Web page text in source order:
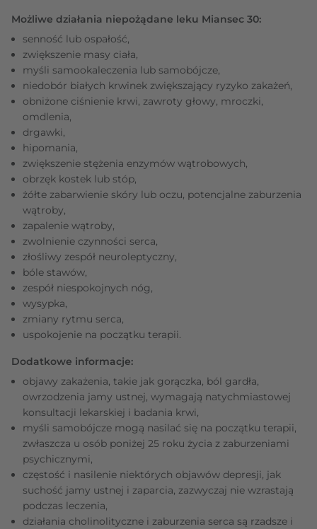
Możliwe działania niepożądane leku Miansec 30:
senność lub ospałość,
zwiększenie masy ciała,
myśli samookaleczenia lub samobójcze,
niedobór białych krwinek zwiększający ryzyko zakażeń,
obniżone ciśnienie krwi, zawroty głowy, mroczki,
omdlenia,
drgawki,
hipomania,
zwiększenie stężenia enzymów wątrobowych,
obrzęk kostek lub stóp,
żółte zabarwienie skóry lub oczu, potencjalne zaburzenia
wątroby,
zapalenie wątroby,
zwolnienie czynności serca,
złośliwy zespół neuroleptyczny,
bóle stawów,
zespół niespokojnych nóg,
wysypka,
zmiany rytmu serca,
uspokojenie na początku terapii.
Dodatkowe informacje:
objawy zakażenia, takie jak gorączka, ból gardła,
owrzodzenia jamy ustnej, wymagają natychmiastowej
konsultacji lekarskiej i badania krwi,
myśli samobójcze mogą nasilać się na początku terapii,
zwłaszcza u osób poniżej 25 roku życia z zaburzeniami
psychicznymi,
częstość i nasilenie niektórych objawów depresji, jak
suchość jamy ustnej i zaparcia, zazwyczaj nie wzrastają
podczas leczenia,
działania cholinolityczne i zaburzenia serca są rzadsze i